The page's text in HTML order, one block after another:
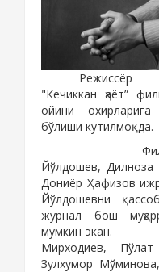
Режиссёр
"Кечиккан ҳаёт”
ойини
бўлиши кутилмоқда.
sayyod.com
Йўлдошев, Дилноза
Дониёр Ҳафизов
Йўлдошевни
журнал бош
мумкин экан.
Мирходиев, Пўлат
Зулхумор